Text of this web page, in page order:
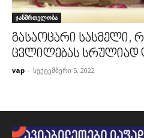
ჯანმრთელობა
გასაოცარი სასმელი,
ცვლილებას სრულიად
vap - სექტემბერი 5, 2022